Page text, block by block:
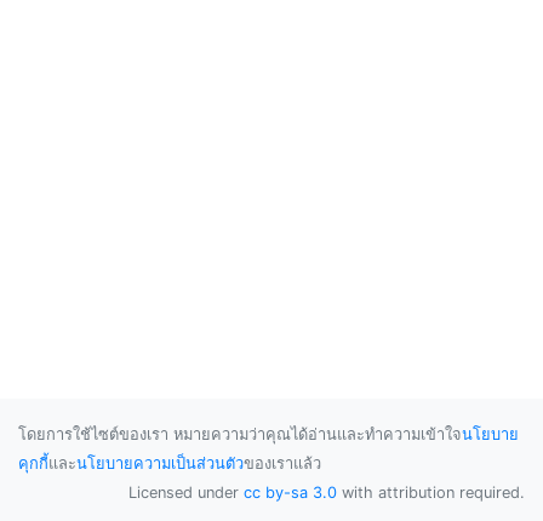
โดยการใช้ไซต์ของเรา หมายความว่าคุณได้อ่านและทำความเข้าใจนโยบาย
คุกกี้และนโยบายความเป็นส่วนตัวของเราแล้ว
Licensed under cc by-sa 3.0 with attribution required.